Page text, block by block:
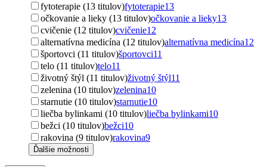
fytoterapie (13 titulov)fytoterapie13
očkovanie a lieky (13 titulov)očkovanie a lieky13
cvičenie (12 titulov)cvičenie12
alternatívna medicína (12 titulov)alternatívna medicína12
športovci (11 titulov)športovci11
telo (11 titulov)telo11
životný štýl (11 titulov)životný štýl11
zelenina (10 titulov)zelenina10
starnutie (10 titulov)starnutie10
liečba bylinkami (10 titulov)liečba bylinkami10
bežci (10 titulov)bežci10
rakovina (9 titulov)rakovina9
Ďalšie možnosti